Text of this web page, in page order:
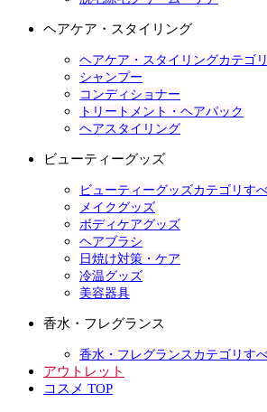
ヘアケア・スタイリング
ヘアケア・スタイリングカテゴ
シャンプー
コンディショナー
トリートメント・ヘアパック
ヘアスタイリング
ビューティーグッズ
ビューティーグッズカテゴリす
メイクグッズ
ボディケアグッズ
ヘアブラシ
日焼け対策・ケア
冷温グッズ
美容器具
香水・フレグランス
香水・フレグランスカテゴリす
アウトレット
コスメ TOP